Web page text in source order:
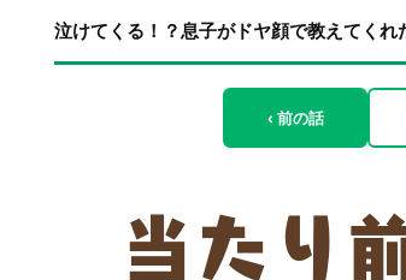
泣けてくる！？息子がドヤ顔で教えてく
‹ 前の話